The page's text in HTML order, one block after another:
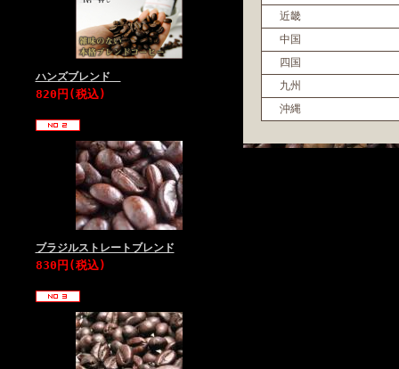
ハンズブレンド
820円(税込)
ブラジルストレートブレンド
830円(税込)
近畿
中国
四国
九州
沖縄